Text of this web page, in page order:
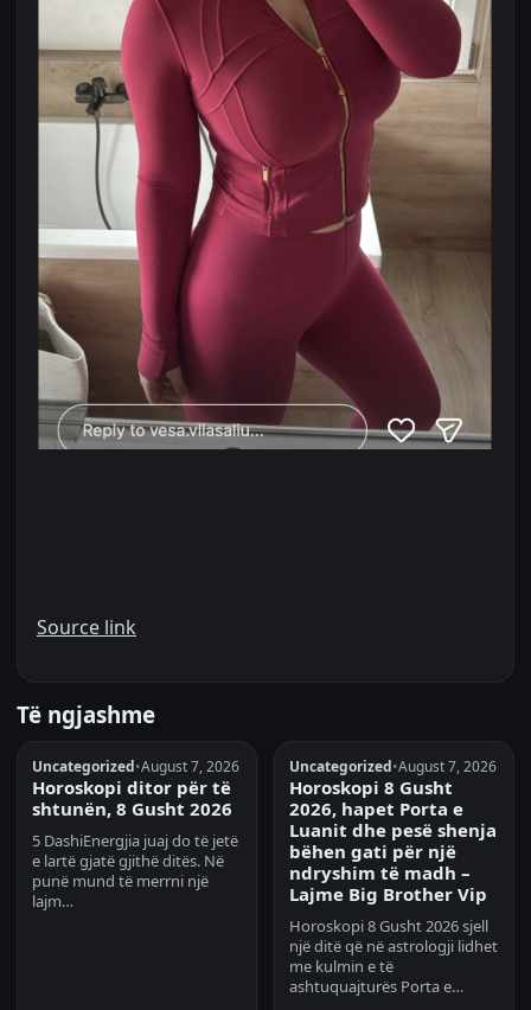
Source link
Të ngjashme
Uncategorized•August 7, 2026
Horoskopi ditor për të
shtunën, 8 Gusht 2026
5 DashiEnergjia juaj do të jetë
e lartë gjatë gjithë ditës. Në
punë mund të merrni një
lajm…
Uncategorized•August 7, 2026
Horoskopi 8 Gusht
2026, hapet Porta e
Luanit dhe pesë shenja
bëhen gati për një
ndryshim të madh –
Lajme Big Brother Vip
Horoskopi 8 Gusht 2026 sjell
një ditë që në astrologji lidhet
me kulmin e të
ashtuquajturës Porta e…